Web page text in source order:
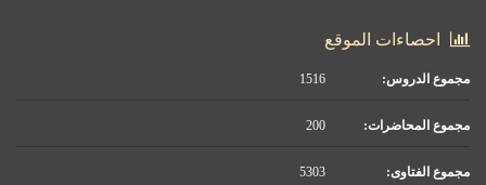
احصاءات الموقع
مجموع الدروس:
مجموع المحاضرات:
مجموع الفتاوى: